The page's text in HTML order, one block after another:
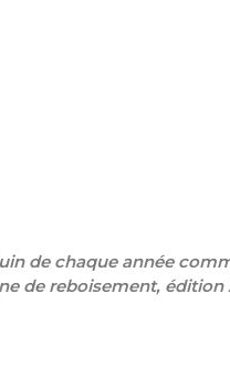
de chaque année
de reboisement,